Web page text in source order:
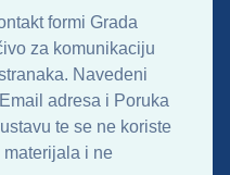
formi Grada
za komunikaciju
Navedeni
adresa i Poruka
te se ne koriste
i ne
Kontakt
RSS